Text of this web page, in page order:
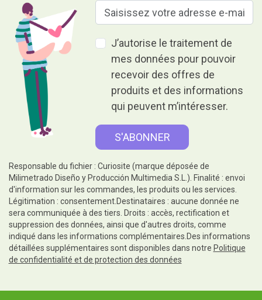
J’autorise le traitement de
mes données pour pouvoir
recevoir des offres de
produits et des informations
qui peuvent m’intéresser.
Responsable du fichier : Curiosite (marque déposée de
Milimetrado Diseño y Producción Multimedia S.L.). Finalité : envoi
d'information sur les commandes, les produits ou les services.
Légitimation : consentement.Destinataires : aucune donnée ne
sera communiquée à des tiers. Droits : accès, rectification et
suppression des données, ainsi que d'autres droits, comme
indiqué dans les informations complémentaires.Des informations
détaillées supplémentaires sont disponibles dans notre Politique
de confidentialité et de protection des données